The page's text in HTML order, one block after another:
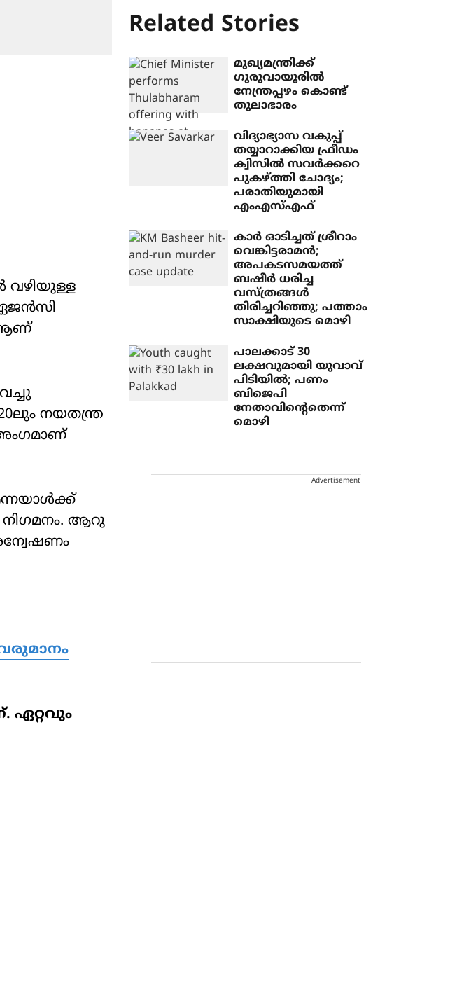
വഴിയുള്ള
ആണ്
നയതന്ത്ര
ആറു
ഏറ്റവും
Related Stories
മുഖ്യമന്ത്രിക്ക്
ഗുരുവായൂരില്‍
നേന്ത്രപ്പഴം കൊണ്ട്
തുലാഭാരം
വിദ്യാഭ്യാസ വകുപ്പ്
തയ്യാറാക്കിയ ഫ്രീഡം
ക്വിസില്‍ സവര്‍ക്കറെ
പുകഴ്ത്തി ചോദ്യം;
പരാതിയുമായി
എംഎസ്എഫ്
കാര്‍ ഓടിച്ചത് ശ്രീറാം
വെങ്കിട്ടരാമന്‍;
അപകടസമയത്ത്
ബഷീര്‍ ധരിച്ച
വസ്ത്രങ്ങള്‍
തിരിച്ചറിഞ്ഞു; പത്താം
സാക്ഷിയുടെ മൊഴി
പാലക്കാട് 30
ലക്ഷവുമായി യുവാവ്
പിടിയില്‍; പണം
ബിജെപി
നേതാവിന്റെതെന്ന്
മൊഴി
Advertisement